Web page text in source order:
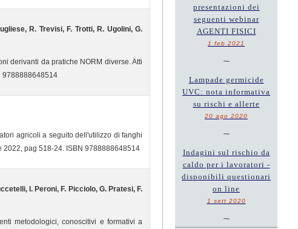
R. Trevisi, F. Trotti, R. Ugolini, G.
derivanti da pratiche NORM diverse. Atti
9788888648514
agricoli a seguito dell'utilizzo di fanghi
2022, pag 518-24. ISBN 9788888648514
I. Peroni, F. Picciolo, G. Pratesi, F.
metodologici, conoscitivi e formativi a
presentazioni dei
seguenti webinar
AGENTI FISICI
1 feb 2021
~
Lampade germicide
UVC: nota informativa
su rischi e allerte
20 ago 2020
~
Indagini sul rischio da
caldo per i lavoratori -
disponibili questionari
on line
1 sett 2020
~